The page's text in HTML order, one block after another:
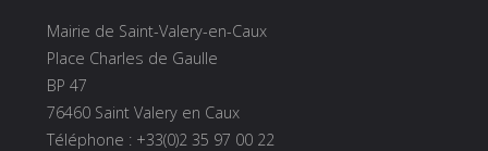
Mairie de Saint-Valery-en-Caux
Place Charles de Gaulle
BP 47
76460 Saint Valery en Caux
Téléphone : +33(0)2 35 97 00 22